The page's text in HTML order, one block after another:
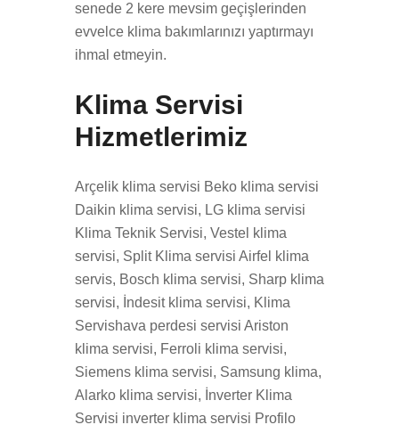
senede 2 kere mevsim geçişlerinden
evvelce klima bakımlarınızı yaptırmayı
ihmal etmeyin.
Klima Servisi
Hizmetlerimiz
Arçelik klima servisi Beko klima servisi
Daikin klima servisi, LG klima servisi
Klima Teknik Servisi, Vestel klima
servisi, Split Klima servisi Airfel klima
servis, Bosch klima servisi, Sharp klima
servisi, İndesit klima servisi, Klima
Servishava perdesi servisi Ariston
klima servisi, Ferroli klima servisi,
Siemens klima servisi, Samsung klima,
Alarko klima servisi, İnverter Klima
Servisi inverter klima servisi Profilo